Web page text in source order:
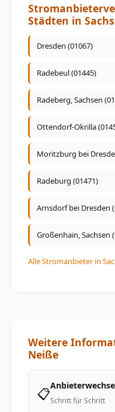
Städten in
Dresden (01067)
Radebeul (01445)
Radeberg, Sachsen
Ottendorf-Okrilla
Moritzburg bei
Radeburg (01471)
Arnsdorf bei Dresden
Großenhain, Sachsen
Alle Stromanbieter in
Weitere
Neiße
📋Schritt für Schritt